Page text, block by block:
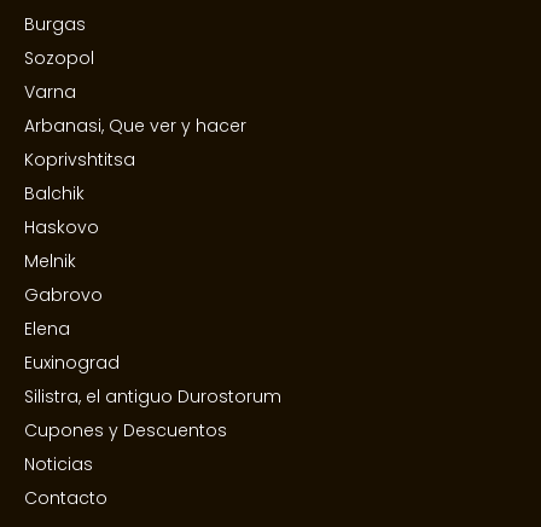
Burgas
Sozopol
Varna
Arbanasi, Que ver y hacer
Koprivshtitsa
Balchik
Haskovo
Melnik
Gabrovo
Elena
Euxinograd
Silistra, el antiguo Durostorum
Cupones y Descuentos
Noticias
Contacto